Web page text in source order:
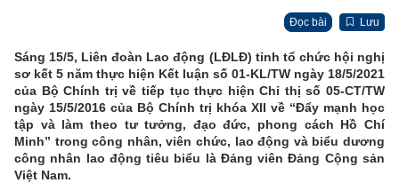
Đọc bài Lưu
Sáng 15/5, Liên đoàn Lao động (LĐLĐ) tỉnh tổ chức hội nghị
sơ kết 5 năm thực hiện Kết luận số 01-KL/TW ngày 18/5/2021
của Bộ Chính trị về tiếp tục thực hiện Chỉ thị số 05-CT/TW
ngày 15/5/2016 của Bộ Chính trị khóa XII về “Đẩy mạnh học
tập và làm theo tư tưởng, đạo đức, phong cách Hồ Chí
Minh” trong công nhân, viên chức, lao động và biểu dương
công nhân lao động tiêu biểu là Đảng viên Đảng Cộng sản
Việt Nam.